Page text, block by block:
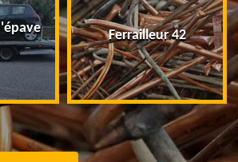
Ferrailleur 42